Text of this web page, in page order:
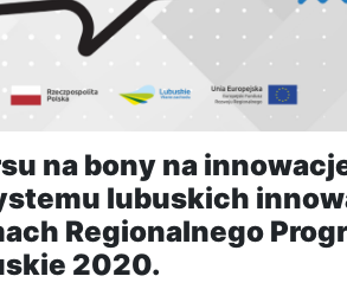
na bony na
lubuskich
Regionalnego
2020.